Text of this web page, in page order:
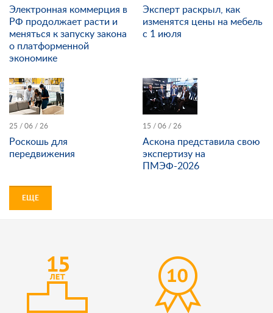
Электронная коммерция в
РФ продолжает расти и
меняться к запуску закона
о платформенной
экономике
Эксперт раскрыл, как
изменятся цены на мебель
с 1 июля
25 / 06 / 26
Роскошь для
передвижения
15 / 06 / 26
Аскона представила свою
экспертизу на
ПМЭФ-2026
ЕЩЕ